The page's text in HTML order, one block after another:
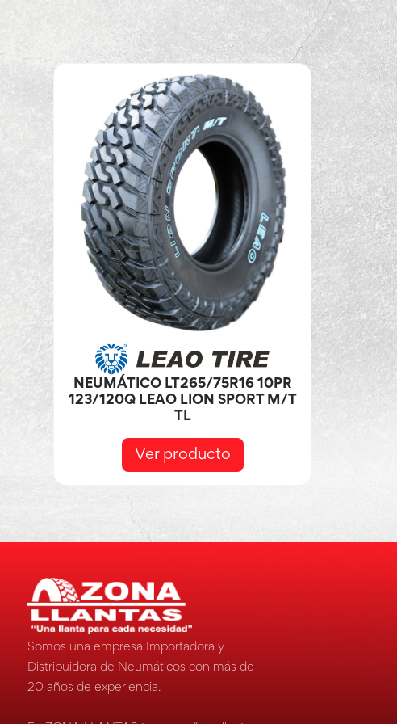
NEUMÁTICO LT265/75R16 10PR
123/120Q LEAO LION SPORT M/T
TL
Ver producto
Somos una empresa Importadora y
Distribuidora de Neumáticos con más de
20 años de experiencia.